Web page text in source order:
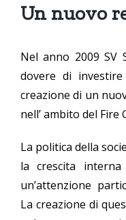
Un nuovo
Nel anno 2009 SV
dovere di
creazione di un
nell’ ambito del Fire
La politica della
la crescita
un’attenzione
La creazione di